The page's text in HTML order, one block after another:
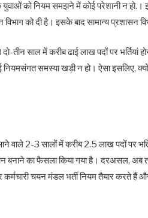
को नियम समझने में कोई परेशानी न हो.।
को दी है। इसके बाद सामान्य प्रशासन
तीन साल में करीब ढाई लाख पदों पर भर्तियां
नियमसंगत समस्या खड़ी न हो। ऐसा इसलिए,
2-3 सालों में करीब 2.5 लाख पदों पर
बनाने का फैसला किया गया है। दरअसल,
चयन मंडल भर्ती नियम तैयार करते हैं